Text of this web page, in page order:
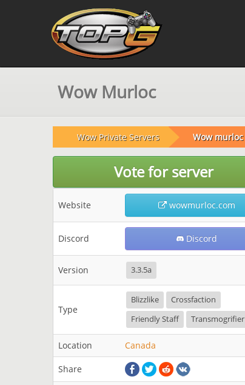
Wow Murloc
Wow Private Servers Wow murloc
Vote for server
Website wowmurloc.com
Discord Discord
Version 3.3.5a
Type
Blizzlike
Crossfaction
Friendly Staff
Transmogrifier
Location Canada
Share